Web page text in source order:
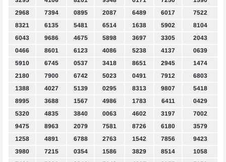
2968
7394 0895 2087 6489 6017
7522
8321
6135 5481 6514 1638 5902
8104
6043
9686 4675 5898 3697 3305
2043
0466
8601 6123 4086 5238 4137
0639
5910
6745 0537 3418 8651 2945
1474
2180
7900 6742 5023 0491 7912
6803
1388
4027 5139 0295 8313 9807
5418
8995
3688 1567 4986 1783 6411
0429
5320
4835 3840 0063 4602 3197
7002
9475
8963 2079 7581 8726 6180
3579
1258
4891 6788 2763 1542 7856
9423
3980
7215 0354 1586 3829 8514
1058